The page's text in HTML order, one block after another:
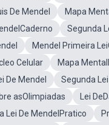
De Mendel
Mapa
Segunda
Mendel Primeira
Celular
Mapa
De Mendel
Segunda
asOlimpiadas
Lei
Lei De MendelPratico